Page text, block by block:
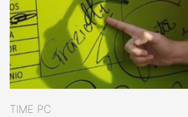
TIME PC